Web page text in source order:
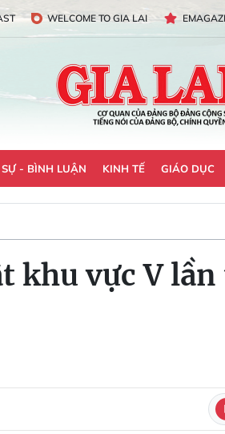
WELCOME TO GIA LAI
- BÌNH LUẬN KINH TẾ GIÁO DỤC
khu vực V